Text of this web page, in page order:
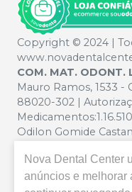
Copyright © 2024 |
COM. MAT. ODONT.
Mauro Ramos, 1533 -
88020-302 |
Odilon Gomide
ilustrativas - Os
sujeitos a alterações.
Nova Dental Center
anúncios e melhorar